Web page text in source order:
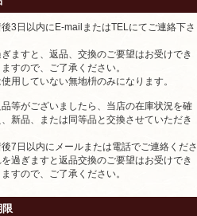
3日以内にE-mailまたはTELにてご連絡下さ
ますと、返品、交換のご要望はお受けでき
すので、ご了承ください。
用していない無地枡のみになります。
等がございましたら、当店の在庫状況を確
新品、または同等品と交換させていただき
7日以内にメールまたは電話でご連絡くださ
過ぎますと返品交換のご要望はお受けでき
すので、ご了承ください。
限